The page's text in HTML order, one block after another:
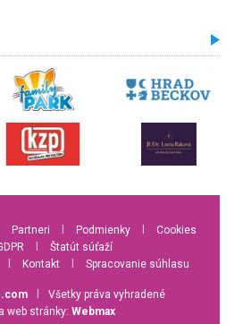
Partneri Podmienky
Cookies
Štatút súťaží
Kontakt Spracovanie súhlasu
Všetky práva vyhradené
web stránky: Webmax